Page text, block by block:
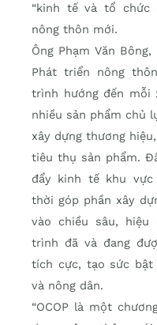
“kinh tế và tổ chức
nông thôn mới.
Ông Phạm Văn
Phát triển nông
trình hướng đến
nhiều sản phẩm chủ
xây dựng thương
tiêu thụ sản phẩm.
đẩy kinh tế khu
thời góp phần xây
vào chiều sâu, hiệu
trình đã và đang
tích cực, tạo sức bật
và nông dân.
“OCOP là một